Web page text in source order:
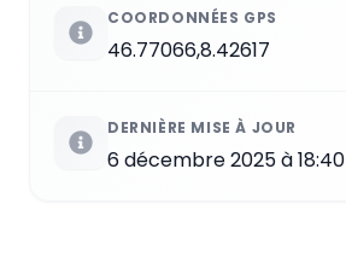
COORDONNÉES GPS
46.77066,8.42617
DERNIÈRE MISE À JOUR
6 décembre 2025 à 18:40